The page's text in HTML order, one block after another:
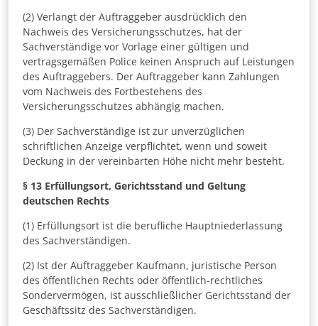
(2) Verlangt der Auftraggeber ausdrücklich den
Nachweis des Versicherungsschutzes, hat der
Sachverständige vor Vorlage einer gültigen und
vertragsgemäßen Police keinen Anspruch auf Leistungen
des Auftraggebers. Der Auftraggeber kann Zahlungen
vom Nachweis des Fortbestehens des
Versicherungsschutzes abhängig machen.
(3) Der Sachverständige ist zur unverzüglichen
schriftlichen Anzeige verpflichtet, wenn und soweit
Deckung in der vereinbarten Höhe nicht mehr besteht.
§ 13 Erfüllungsort, Gerichtsstand und Geltung
deutschen Rechts
(1) Erfüllungsort ist die berufliche Hauptniederlassung
des Sachverständigen.
(2) Ist der Auftraggeber Kaufmann, juristische Person
des öffentlichen Rechts oder öffentlich-rechtliches
Sondervermögen, ist ausschließlicher Gerichtsstand der
Geschäftssitz des Sachverständigen.